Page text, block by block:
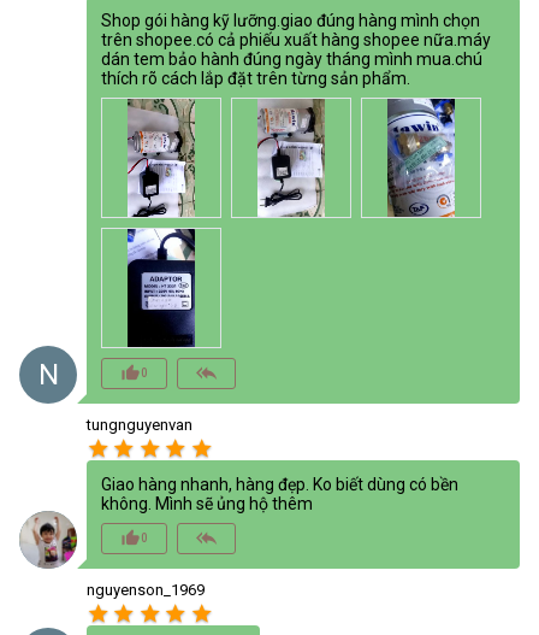
N
Shop gói hàng kỹ lưỡng.giao đúng hàng mình chọn
trên shopee.có cả phiếu xuất hàng shopee nữa.máy
dán tem bảo hành đúng ngày tháng mình mua.chú
thích rõ cách lắp đặt trên từng sản phẩm.
thumb_up_alt0 reply_all
tungnguyenvan
star star star star star
Giao hàng nhanh, hàng đẹp. Ko biết dùng có bền
không. Mình sẽ ủng hộ thêm
thumb_up_alt0 reply_all
nguyenson_1969
star star star star star